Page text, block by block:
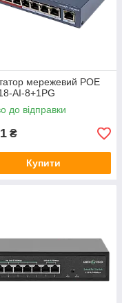
мережевий POE
AI-8+1PG
до відправки
₴
Купити